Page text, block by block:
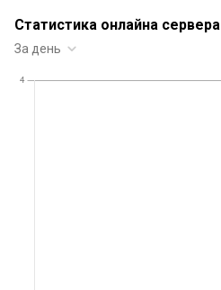
Статистика онлайна сервера
За день